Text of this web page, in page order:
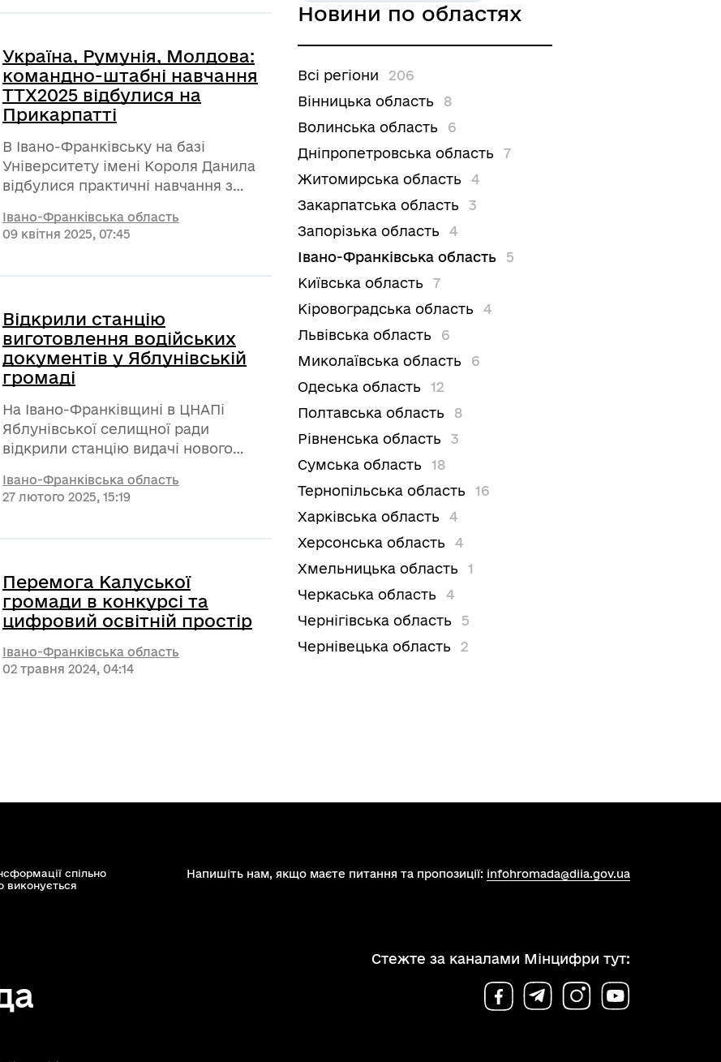
області.
Україна, Румунія, Молдова:
командно-штабні навчання
TTX2025 відбулися на
Прикарпатті
В Івано-Франківську на базі
Університету імені Короля Данила
відбулися практичні навчання з
кіберстійкості TTX 2025. Захід зібрав
провідних фахівців із кібербезпеки
Івано-Франківська область
09 квітня 2025, 07:45
Відкрили станцію
виготовлення водійських
документів у Яблунівській
громаді
На Івано-Франківщині в ЦНАПі
Яблунівської селищної ради
відкрили станцію видачі нового
керування транспортними засобами
замість втраченого або
колісних засобів усіх категорій.
Івано-Франківська область
27 лютого 2025, 15:19
Перемога Калуської
громади в конкурсі та
цифровий освітній простір
Івано-Франківська область
02 травня 2024, 04:14
Новини по областях
Всі регіони
206
Вінницька область
8
Волинська область
6
Дніпропетровська область
7
Житомирська область
4
Закарпатська область
3
Запорізька область
4
Івано-Франківська область
5
Київська область
7
Кіровоградська область
4
Львівська область
6
Миколаївська область
6
Одеська область
12
Полтавська область
8
Рівненська область
3
Сумська область
18
Тернопільська область
16
Харківська область
4
Херсонська область
4
Хмельницька область
1
Черкаська область
4
Чернігівська область
5
Чернівецька область
2
спільно
виконується
Напишіть нам, якщо маєте питання та пропозиції: infohromada@diia.gov.ua
Стежте за каналами Мінцифри тут: